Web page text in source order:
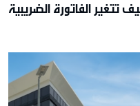
تتغير الفاتورة الضريبية